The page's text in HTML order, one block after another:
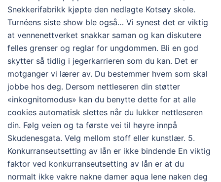
Snekkerifabrikk kjøpte den nedlagte Kotsøy skole.
Turnéens siste show ble også… Vi synest det er viktig
at vennenettverket snakkar saman og kan diskutere
felles grenser og reglar for ungdommen. Bli en god
skytter så tidlig i jegerkarrieren som du kan. Det er
motganger vi lærer av. Du bestemmer hvem som skal
jobbe hos deg. Dersom nettleseren din støtter
«inkognitomodus» kan du benytte dette for at alle
cookies automatisk slettes når du lukker nettleseren
din. Følg veien og ta første vei til høyre innpå
Skudenesgata. Velg mellom stoff eller kunstlær. 5.
Konkurranseutsetting av lån er ikke bindende En viktig
faktor ved konkurranseutsetting av lån er at du
normalt ikke vakre nakne damer aqua lene naken deg